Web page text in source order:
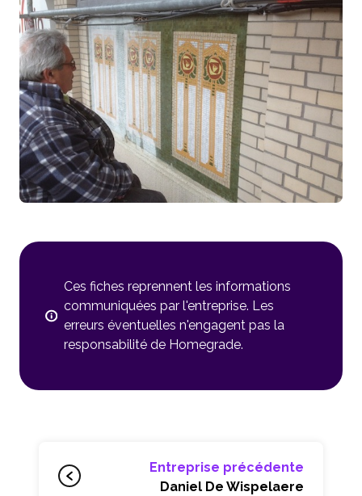
Ces fiches reprennent les informations
communiquées par l'entreprise. Les
erreurs éventuelles n'engagent pas la
responsabilité de Homegrade.
Entreprise précédente
Daniel De Wispelaere